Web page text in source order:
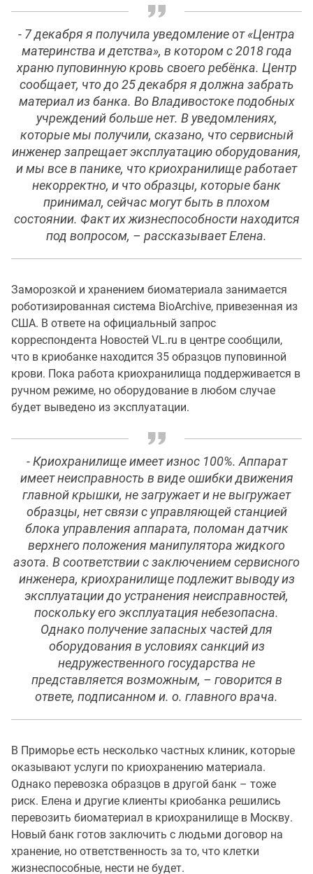
- 7 декабря я получила уведомление от «Центра
материнства и детства», в котором с 2018 года
храню пуповинную кровь своего ребёнка. Центр
сообщает, что до 25 декабря я должна забрать
материал из банка. Во Владивостоке подобных
учреждений больше нет. В уведомлениях,
которые мы получили, сказано, что сервисный
инженер запрещает эксплуатацию оборудования,
и мы все в панике, что криохранилище работает
некорректно, и что образцы, которые банк
принимал, сейчас могут быть в плохом
состоянии. Факт их жизнеспособности находится
под вопросом, – рассказывает Елена.
Заморозкой и хранением биоматериала занимается
роботизированная система BioArchive, привезенная из
США. В ответе на официальный запрос
корреспондента Новостей VL.ru в центре сообщили,
что в криобанке находится 35 образцов пуповинной
крови. Пока работа криохранилища поддерживается в
ручном режиме, но оборудование в любом случае
будет выведено из эксплуатации.
- Криохранилище имеет износ 100%. Аппарат
имеет неисправность в виде ошибки движения
главной крышки, не загружает и не выгружает
образцы, нет связи с управляющей станцией
блока управления аппарата, поломан датчик
верхнего положения манипулятора жидкого
азота. В соответствии с заключением сервисного
инженера, криохранилище подлежит выводу из
эксплуатации до устранения неисправностей,
поскольку его эксплуатация небезопасна.
Однако получение запасных частей для
оборудования в условиях санкций из
недружественного государства не
представляется возможным, – говорится в
ответе, подписанном и. о. главного врача.
В Приморье есть несколько частных клиник, которые
оказывают услуги по криохранению материала.
Однако перевозка образцов в другой банк – тоже
риск. Елена и другие клиенты криобанка решились
перевозить биоматериал в криохранилище в Москву.
Новый банк готов заключить с людьми договор на
хранение, но ответственность за то, что клетки
жизнеспособные, нести не будет.